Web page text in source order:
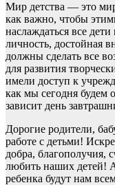
Мир детства — это
как важно, чтобы
наслаждаться все
личность, достойная
должны сделать все
для развития
имели доступ к
как мы сегодня будем
зависит день
Дорогие родители,
работе с детьми!
добра, благополучия,
любить наших детей!
ребенка будут нам